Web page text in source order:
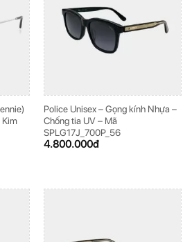
Kim
Police Unisex – Gọng kính Nhựa –
Chống tia UV – Mã
SPLG17J_700P_56
4.800.000đ
ĐĂNG KÝ
hoặc Spam nếu bạn không thấy email từ Hải
ĐĂNG KÝ
hoặc Spam nếu bạn không thấy email từ Hải